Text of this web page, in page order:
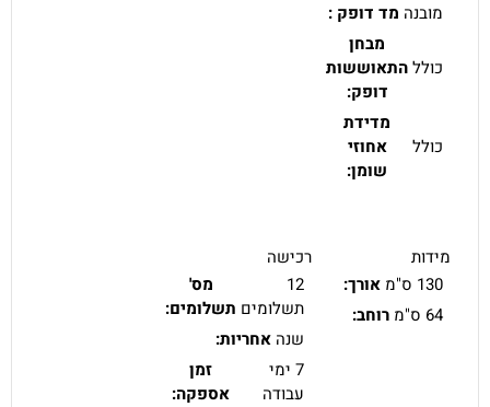
מובנה מד דופק :
כולל
מבחן
התאוששות
דופק:
כולל
מדידת
אחוזי
שומן:
מידות
130 ס"מ
אורך:
64 ס"מ
רוחב:
רכישה
12
תשלומים
מס'
תשלומים:
שנה אחריות:
7 ימי
עבודה
זמן
אספקה: